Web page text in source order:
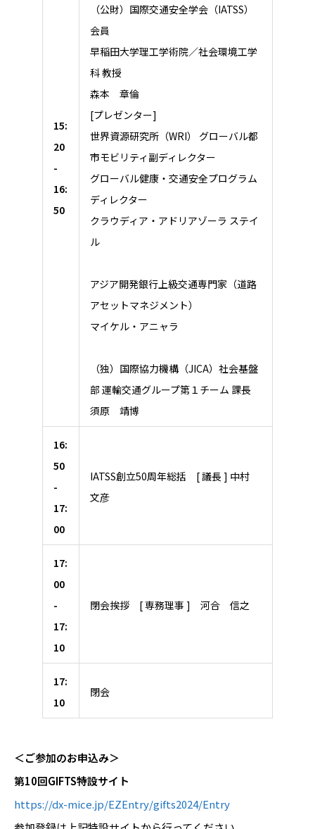
15:
20
-
16:
50
（公財）国際交通安全学会（IATSS）
会員
早稲田大学理工学術院／社会環境工学
科 教授
森本 章倫
[プレゼンター]
世界資源研究所（WRI） グローバル都
市モビリティ副ディレクター
グローバル健康・交通安全プログラム
ディレクター
クラウディア・アドリアゾーラ ステイ
ル
アジア開発銀行上級交通専門家（道路
アセットマネジメント）
マイケル・アニャラ
（独）国際協力機構（JICA）社会基盤
部 運輸交通グループ第１チーム 課長
須原 靖博
16:
50
-
17:
00
IATSS創立50周年総括 [ 議長 ] 中村
文彦
17:
00
-
17:
10
閉会挨拶 [ 専務理事 ] 河合 信之
17:
10
閉会
＜ご参加のお申込み＞
第10回GIFTS特設サイト
https://dx-mice.jp/EZEntry/gifts2024/Entry